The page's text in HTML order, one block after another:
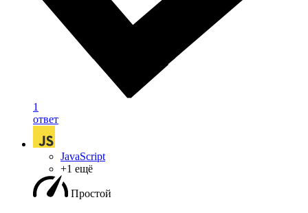
1
ответ
JavaScript
+1 ещё
Простой